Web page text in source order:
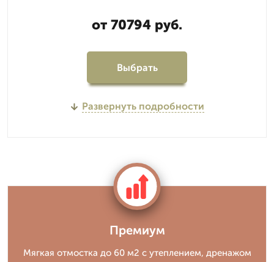
от 70794 руб.
Выбрать
Развернуть подробности
Премиум
Мягкая отмостка до 60 м2 с утеплением, дренажом